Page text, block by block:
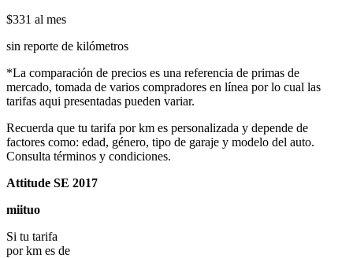
$331 al mes
sin reporte de kilómetros
*La comparación de precios es una referencia de primas de
mercado, tomada de varios compradores en línea por lo cual las
tarifas aqui presentadas pueden variar.
Recuerda que tu tarifa por km es personalizada y depende de
factores como: edad, género, tipo de garaje y modelo del auto.
Consulta términos y condiciones.
Attitude SE 2017
miituo
Si tu tarifa
por km es de